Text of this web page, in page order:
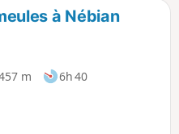
à Nébian
m
6h 40